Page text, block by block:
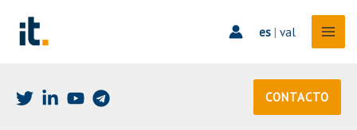
contenido
es| val
CONTACTO